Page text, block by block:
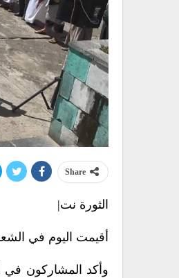
Share
الثورة نت|
أقيمت اليوم في
وأكد المشاركون في